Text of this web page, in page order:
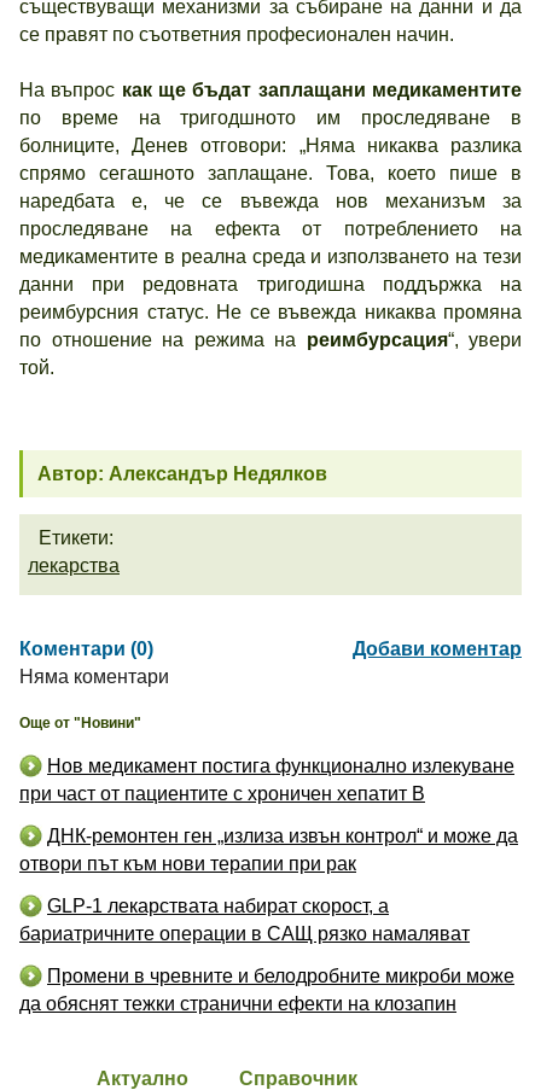
съществуващи механизми за събиране на данни и да
се правят по съответния професионален начин.
На въпрос как ще бъдат заплащани медикаментите
по време на тригодшното им проследяване в
болниците, Денев отговори: „Няма никаква разлика
спрямо сегашното заплащане. Това, което пише в
наредбата е, че се въвежда нов механизъм за
проследяване на ефекта от потреблението на
медикаментите в реална среда и използването на тези
данни при редовната тригодишна поддържка на
реимбурсния статус. Не се въвежда никаква промяна
по отношение на режима на реимбурсация“, увери
той.
Автор: Александър Недялков
Етикети:
лекарства
Коментари (0)
Добави коментар
Няма коментари
Още от "Новини"
Нов медикамент постига функционално излекуване
при част от пациентите с хроничен хепатит B
ДНК-ремонтен ген „излиза извън контрол“ и може да
отвори път към нови терапии при рак
GLP-1 лекарствата набират скорост, а
бариатричните операции в САЩ рязко намаляват
Промени в чревните и белодробните микроби може
да обяснят тежки странични ефекти на клозапин
Актуално Справочник